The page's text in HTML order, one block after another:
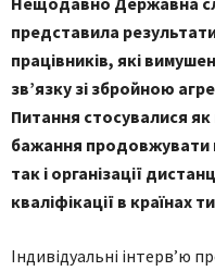
представила
працівників, які
зв’язку зі збройною
Питання стосувалися як
бажання продовжувати
так і організації
кваліфікації в країнах
Індивідуальні інтерв’ю